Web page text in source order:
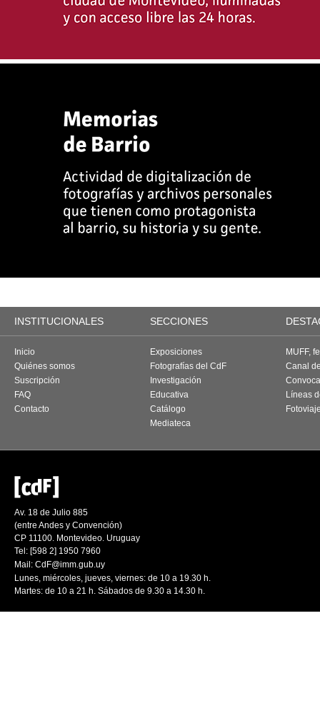
INSTITUCIONALES SECCIONES
Inicio
Quiénes somos
Suscripción
FAQ
Contacto
Exposiciones
Fotografías del CdF
Investigación
Educativa
Catálogo
Mediateca
MUFF,
Canal
Líneas
Av. 18 de Julio 885
(entre Andes y Convención)
CP 11100. Montevideo. Uruguay
Tel: [598 2] 1950 7960
Mail: CdF@imm.gub.uy
Lunes, miércoles, jueves, viernes: de 10 a 19.30 h.
Martes: de 10 a 21 h. Sábados de 9.30 a 14.30 h.